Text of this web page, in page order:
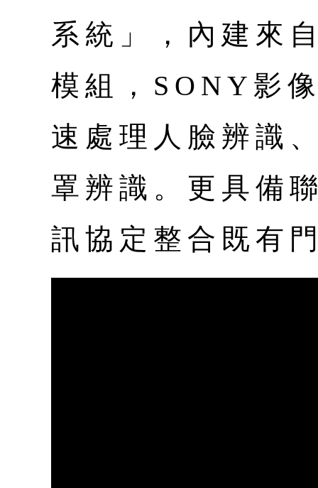
系統」，內建來
模組，SONY影
速處理人臉辨識
罩辨識。更具備
訊協定整合既有